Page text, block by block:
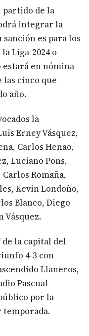
partido de la
integrar la
sanción es para los
Liga-2024 o
estará en nómina
las cinco que
año.
la
Erney Vásquez,
Carlos Henao,
Luciano Pons,
Romaña,
Kevin Londoño,
Blanco, Diego
Vásquez.
de la capital del
4-3 con
Llaneros,
Pascual
por la